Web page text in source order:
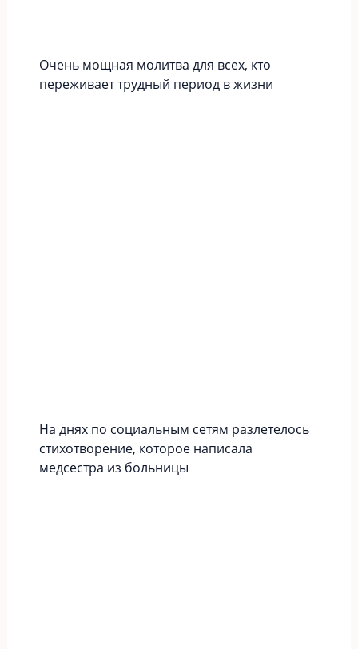
Очень мощная молитва для всех, кто
переживает трудный период в жизни
На днях по социальным сетям разлетелось
стихотворение, которое написала
медсестра из больницы